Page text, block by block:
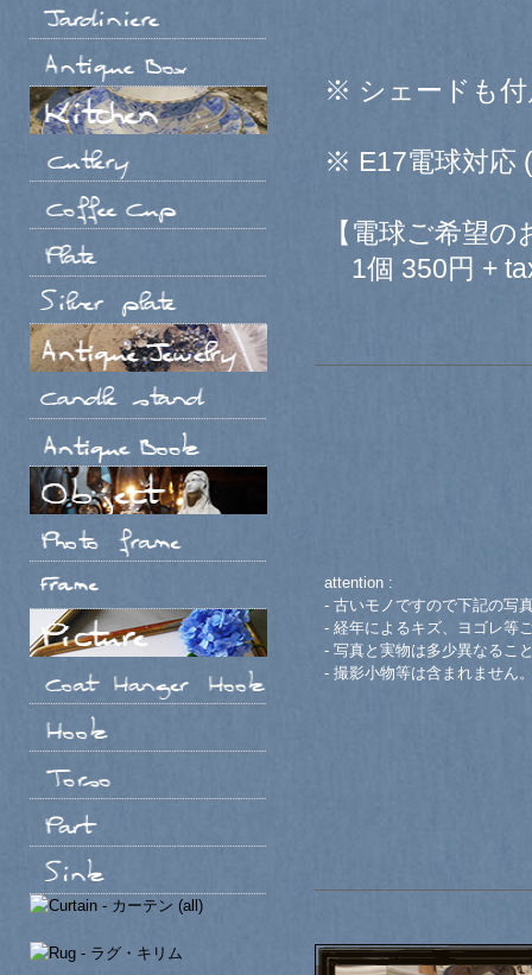
※ シェードも
※ E17電球対応
【電球ご希望の
1個 350円 +
attention :
- 古いモノですので下記の写
- 経年によるキズ、ヨゴレ等
- 写真と実物は多少異なるこ
- 撮影小物等は含まれません